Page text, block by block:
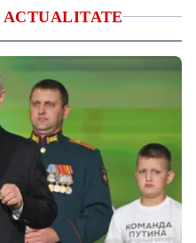
ACTUALITATE